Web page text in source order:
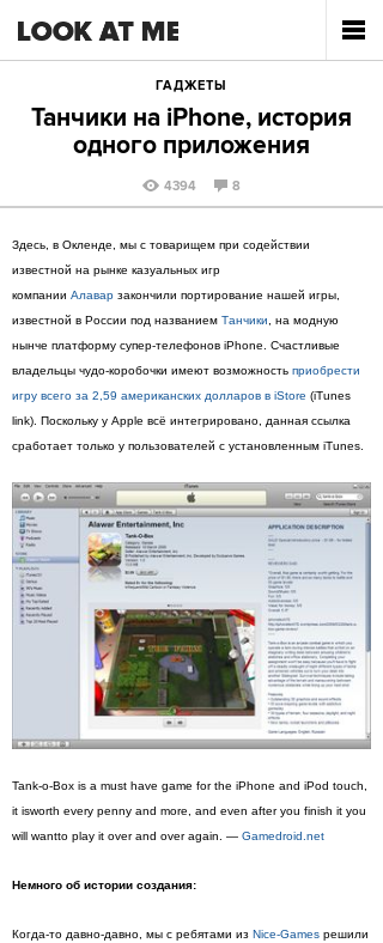
ГАДЖЕТЫ
Танчики на iPhone, история
одного приложения
4394 8
Здесь, в Окленде, мы с товарищем при содействии
известной на рынке казуальных игр
компании Алавар закончили портирование нашей игры,
известной в России под названием Танчики , на модную
нынче платформу супер-телефонов iPhone. Счастливые
владельцы чудо-коробочки имеют возможность приобрести
игру всего за 2,59 американских долларов в iStore (iTunes
link). Поскольку у Apple всё интегрировано, данная ссылка
сработает только у пользователей с установленным iTunes.
Tank-o-Box is a must have game for the iPhone and iPod touch,
it isworth every penny and more, and even after you finish it you
will wantto play it over and over again. — Gamedroid.net
Немного об истории создания:
Когда-то давно-давно, мы с ребятами из Nice-Games решили